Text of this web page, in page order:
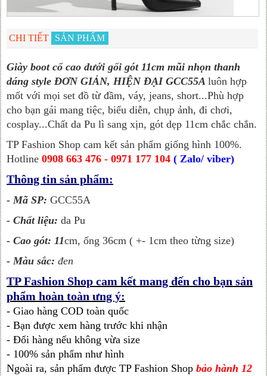
CHI TIẾT SẢN PHẨM
Giày boot cổ cao dưới gối gót 11cm mũi nhọn thanh
dáng style ĐƠN GIẢN, HIỆN ĐẠI GCC55Aluôn hợp
mốt với mọi set đồ từ đầm, váy, jeans, short...Phù hợp
cho bạn gái mang tiệc, biểu diễn, chụp ảnh, đi chơi,
cosplay...Chất da Pu lì sang xịn, gót dẹp 11cm chắc chắn.
TP Fashion Shop cam kết sản phẩm giống hình 100%.
Hotline0908 663 476 - 0971 177 104 ( Zalo/ viber)
Thông tin sản phẩm:
- Mã SP: GCC55A
- Chất liệu:da Pu
- Cao gót: 11cm, ống 36cm ( +- 1cm theo từng size)
- Màu sắc: đen
TP Fashion Shop cam kết mang đến cho bạn sản
phẩm hoàn toàn ưng ý:
- Giao hàng COD toàn quốc
- Bạn được xem hàng trước khi nhận
- Đổi hàng nếu không vừa size
- 100% sản phẩm như hình
Ngoài ra, sản phẩm được TP Fashion Shopbảo hành 12